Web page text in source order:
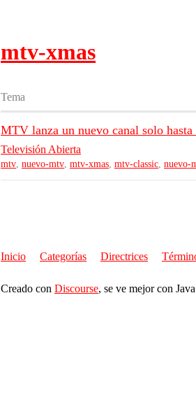
mtv-xmas
Tema
MTV lanza un nuevo canal solo
Televisión Abierta
mtv, nuevo-mtv, mtv-xmas, mtv-classic, nuevo-
Inicio Categorías Directrices
Creado con Discourse, se ve mejor con